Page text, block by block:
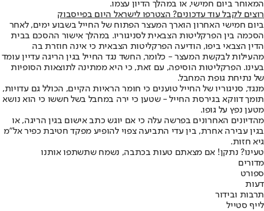
המאוחר ביום חמישי, או במהלך הדיון עצמו.
רוצים לקבל עוד עדכונים? הצטרפו לישראל היום בפייסבוק
ביום חמישי האחרון הוארך המעצר הפתוח של החייל בשבוע ימים, לאחר
הסכמה בין הפרקליטות הצבאית לסניגוריו. במהלך אישור ההסכם בבית
הדין הצבאי ביפו, הודיעה הפרקליטות הצבאית כי אינה חוזרת בה
מהעילות לבקשת המעצר - כלומר, החשד נגד החייל בגין הריגה עדיין עומד
בעינו. הפרקליטות הוסיפה, עם זאת, כי היא ממתינה לתוצאות הסופיות
של נתיחת גופת המחבל.
מנגד, סניגוריו של החייל טוענים כי חומר הראיות הקיים, הכולל גם עדויות,
תומך דווקא בגירסת החייל - שטען כי ירה במחבל בשל חששו כי הוא נושא
מטען נפץ על גופו.
מהדיונים האחרונים בפרשה עלה כי אם יוגש כתב אישום בגין הריגה, או
בגין עבירה אחרת, בין עדי התביעה צפוי להופיע מפקד חטיבת כפיר אל"מ
גיא חזות.
טעינו? נתקן! אם מצאתם טעות בכתבה, נשמח שתשתפו אותנו
מדורים
ספורט
דעות
תרבות ובידור
לייף סטייל